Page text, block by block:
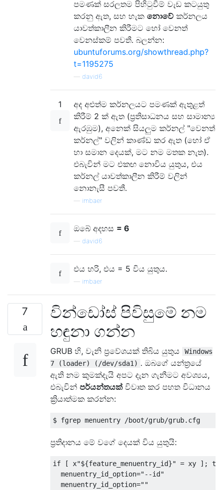
පමණක් සරලතම පිහිටුවීම් වැඩ කටයුතු
කරනු ඇත, සහ හැක නොවේ කර්නලය
යාවත්කාලීන කිරීමට හෝ වෙනත්
වෙනස්කම් පවතී. බලන්න:
ubuntuforums.org/showthread.php?
t=1195275
david6
1
අද අළුත්ම කර්නලයට පමණක් ඇතුළත්
කිරීම් 2 ක් ඇත (ප්‍රතිසාධනය සහ සාමාන්‍ය
ඇරඹුම), අනෙක් සියලුම කර්නල් "වෙනත්
කර්නල්" වලින් කාණ්ඩ කර ඇත (හෝ ඒ
හා සමාන දෙයක්, මට නම මතක නැත).
එබැවින් මට එකඟ නොවිය යුතුය, එය
කර්නල් යාවත්කාලීන කිරීම් වලින්
නොනැසී පවතී.
imbaer
ඔබේ අදහස = 6
david6
එය හරි, එය = 5 විය යුතුය.
imbaer
7
වින්ඩෝස් පිවිසුමේ නම
හඳුනා ගන්න
GRUB හි, වැනි ප්‍රවේශයක් තිබිය යුතුය
Windows
7 (loader) (/dev/sda1) . ඔබගේ යන්ත්‍රයේ
ඇති නම කුමක්දැයි අපට දැන ගැනීමට අවශ්‍යය,
එබැවින් පර්යන්තයක්විවෘත කර පහත විධානය
ක්‍රියාත්මක කරන්න:
ප්‍රතිදානය මේ වගේ දෙයක් විය යුතුයි:
if [ x"${feature_menuentry_id}" = xy ];
  menuentry_id_option="--id"
  menuentry_id_option=""